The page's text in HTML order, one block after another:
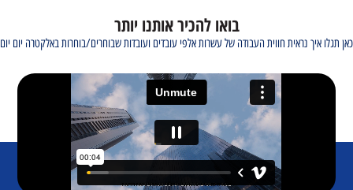
בואו להכיר אותנו יותר
כאן תגלו איך נראית חווית העבודה של עשרות אלפי עובדים ועובדות שבוחרים/בוחרות באלקטרה יום יום